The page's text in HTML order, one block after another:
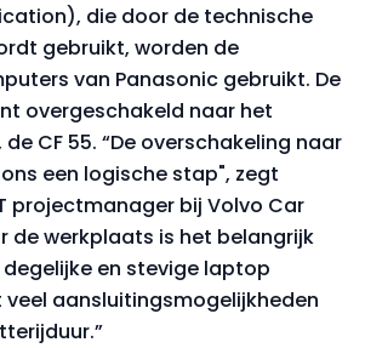
die door de technische
gebruikt, worden de
van Panasonic gebruikt. De
overgeschakeld naar het
CF 55. “De overschakeling naar
een logische stap", zegt
projectmanager bij Volvo Car
de werkplaats is het belangrijk
en stevige laptop
veel aansluitingsmogelijkheden